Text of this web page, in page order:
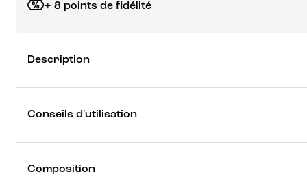
+ 8 points de fidélité
rêver !
Découvrez les récompenses
Description
Conseils d'utilisation
Composition